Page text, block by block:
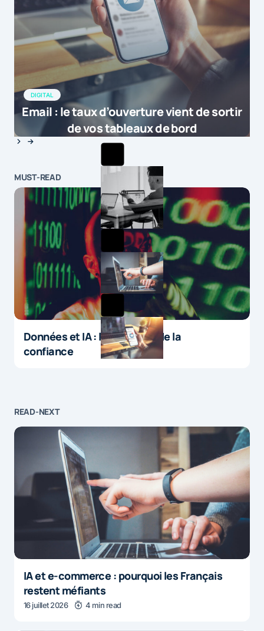
DIGITAL
Email : le taux d’ouverture vient de sortir
de vos tableaux de bord
MUST-READ
Données et IA : le paradoxe de la
confiance
READ-NEXT
IA et e-commerce : pourquoi les Français
restent méfiants
16 juillet 2026 4 min read